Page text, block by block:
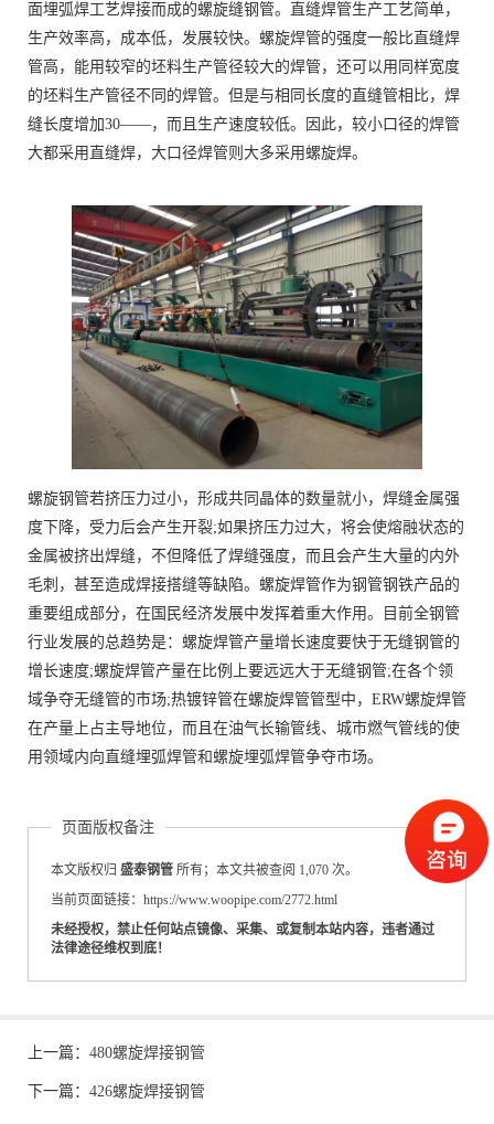
面埋弧焊工艺焊接而成的螺旋缝钢管。直缝焊管生产工艺简单，
生产效率高，成本低，发展较快。螺旋焊管的强度一般比直缝焊
管高，能用较窄的坯料生产管径较大的焊管，还可以用同样宽度
的坯料生产管径不同的焊管。但是与相同长度的直缝管相比，焊
缝长度增加30——，而且生产速度较低。因此，较小口径的焊管
大都采用直缝焊，大口径焊管则大多采用螺旋焊。
螺旋钢管若挤压力过小，形成共同晶体的数量就小，焊缝金属强
度下降，受力后会产生开裂;如果挤压力过大，将会使熔融状态的
金属被挤出焊缝，不但降低了焊缝强度，而且会产生大量的内外
毛刺，甚至造成焊接搭缝等缺陷。螺旋焊管作为钢管钢铁产品的
重要组成部分，在国民经济发展中发挥着重大作用。目前全钢管
行业发展的总趋势是：螺旋焊管产量增长速度要快于无缝钢管的
增长速度;螺旋焊管产量在比例上要远远大于无缝钢管;在各个领
域争夺无缝管的市场;热镀锌管在螺旋焊管管型中，ERW螺旋焊管
在产量上占主导地位，而且在油气长输管线、城市燃气管线的使
用领域内向直缝埋弧焊管和螺旋埋弧焊管争夺市场。
页面版权备注
本文版权归 盛泰钢管 所有；本文共被查阅 1,070 次。
当前页面链接：https://www.woopipe.com/2772.html
未经授权，禁止任何站点镜像、采集、或复制本站内容，违者通过
法律途径维权到底！
上一篇： 480螺旋焊接钢管
下一篇： 426螺旋焊接钢管